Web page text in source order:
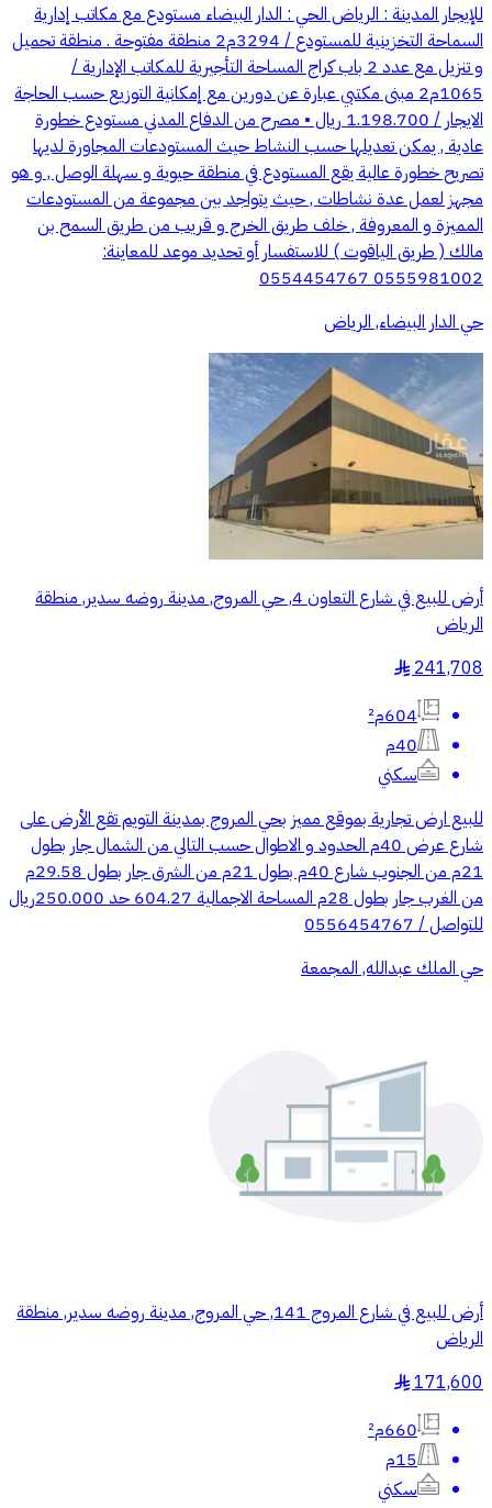
للإيجار المدينة : الرياض الحي : الدار البيضاء مستودع مع مكاتب إدارية
السماحة التخزينية للمستودع / 3294م2 منطقة مفتوحة . منطقة تحميل
و تنزيل مع عدد 2 باب كراج المساحة التأجيرية للمكاتب الإدارية /
1065م2 مبنى مكتبي عبارة عن دورين مع إمكانية التوزيع حسب الحاجة
الايجار / 1.198.700 ريال • مصرح من الدفاع المدني مستودع خطورة
عادية , يمكن تعديلها حسب النشاط حيث المستودعات المجاورة لديها
تصريح خطورة عالية يقع المستودع في منطقة حيوية و سهلة الوصل , و هو
مجهز لعمل عدة نشاطات , حيث يتواجد بين مجموعة من المستودعات
المميزة و المعروفة , خلف طريق الخرج و قريب من طريق السمح بن
مالك ( طريق الياقوت ) للاستفسار أو تحديد موعد للمعاينة:
0555981002 0554454767
حي الدار البيضاء, الرياض
أرض للبيع في شارع التعاون 4, حي المروج, مدينة روضه سدير, منطقة
الرياض
241,708
§
604م²
40م
سكني
للبيع ارض تجارية بموقع مميز بحي المروج بمدينة التويم تقع الأرض على
شارع عرض 40م الحدود و الاطوال حسب التالي من الشمال جار بطول
21م من الجنوب شارع 40م بطول 21م من الشرق جار بطول 29.58م
من الغرب جار بطول 28م المساحة الاجمالية 604.27 حد 250.000ريال
للتواصل / 0556454767
حي الملك عبدالله, المجمعة
أرض للبيع في شارع المروج 141, حي المروج, مدينة روضه سدير, منطقة
الرياض
171,600
§
660م²
15م
سكني